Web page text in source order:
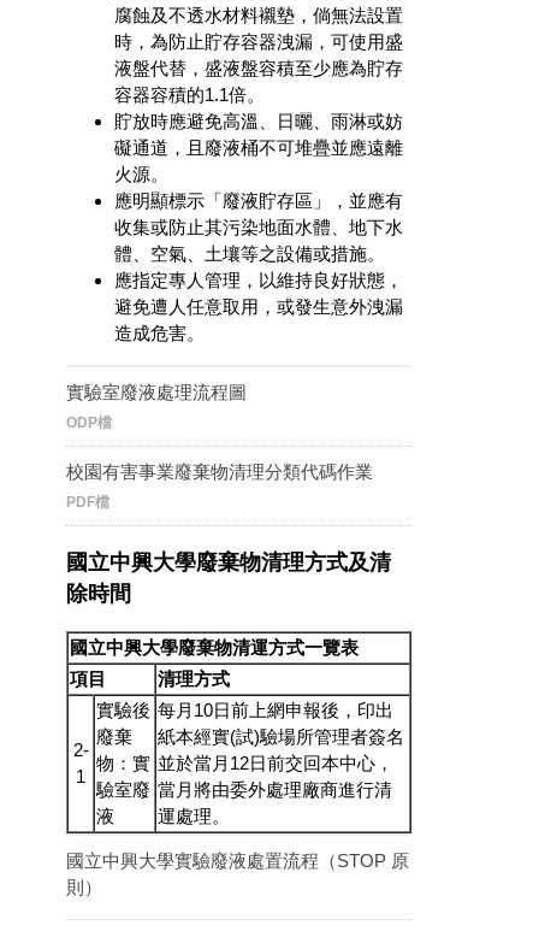
腐蝕及不透水材料襯墊，倘無法設置
時，為防止貯存容器洩漏，可使用盛
液盤代替，盛液盤容積至少應為貯存
容器容積的1.1倍。
貯放時應避免高溫、日曬、雨淋或妨
礙通道，且廢液桶不可堆疊並應遠離
火源。
應明顯標示「廢液貯存區」，並應有
收集或防止其污染地面水體、地下水
體、空氣、土壤等之設備或措施。
應指定專人管理，以維持良好狀態，
避免遭人任意取用，或發生意外洩漏
造成危害。
實驗室廢液處理流程圖
ODP檔
校園有害事業廢棄物清理分類代碼作業
PDF檔
國立中興大學廢棄物清理方式及清
除時間
國立中興大學廢棄物清運方式一覽表
項目
清理方式
2-
1
實驗後
廢棄
物：實
驗室廢
液
每月10日前上網申報後，印出
紙本經實(試)驗場所管理者簽名
並於當月12日前交回本中心，
當月將由委外處理廠商進行清
運處理。
國立中興大學實驗廢液處置流程（STOP 原
則）